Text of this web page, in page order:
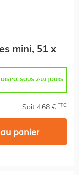
mini, 51 x
SOUS 2-10 JOURS
Soit 4,68 € TTC
panier